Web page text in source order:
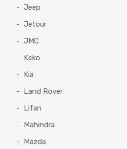
Jeep
Jetour
JMC
Keko
Kia
Land Rover
Lifan
Mahindra
Mazda